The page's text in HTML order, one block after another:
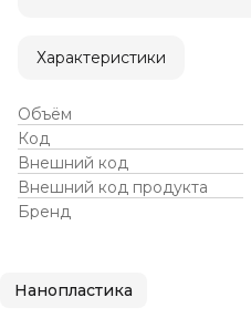
Характеристики
Объём
Код
Внешний код
Внешний код продукта
Бренд
Нанопластика